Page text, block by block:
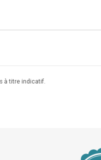
à titre indicatif.